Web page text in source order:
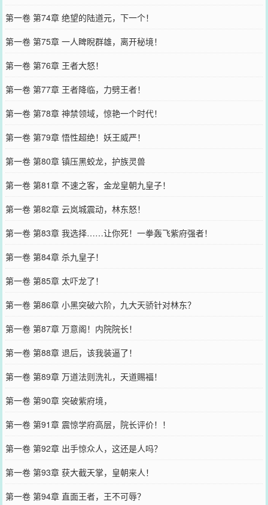
第一卷 第74章 绝望的陆道元，下一个！
第一卷 第75章 一人睥睨群雄，离开秘境！
第一卷 第76章 王者大怒！
第一卷 第77章 王者降临，力劈王者！
第一卷 第78章 神禁领域，惊艳一个时代！
第一卷 第79章 悟性超绝！妖王威严！
第一卷 第80章 镇压黑蛟龙，护族灵兽
第一卷 第81章 不速之客，金龙皇朝九皇子！
第一卷 第82章 云岚城震动，林东怒！
第一卷 第83章 我选择……让你死！一拳轰飞紫府强者！
第一卷 第84章 杀九皇子！
第一卷 第85章 太吓龙了！
第一卷 第86章 小黑突破六阶，九大天骄针对林东？
第一卷 第87章 万意阁！内院院长！
第一卷 第88章 退后，该我装逼了！
第一卷 第89章 万道法则洗礼，天道赐福！
第一卷 第90章 突破紫府境，
第一卷 第91章 震惊学府高层，院长评价！！
第一卷 第92章 出手惊众人，这还是人吗？
第一卷 第93章 获大截天掌，皇朝来人！
第一卷 第94章 直面王者，王不可辱？